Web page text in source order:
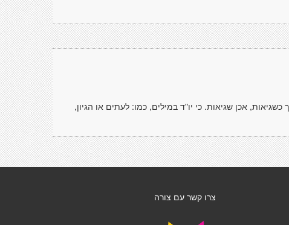
אכן שגיאות. כי יו"ד במילים, כמו: לעתים או הגיון,
צרו קשר עם צורה